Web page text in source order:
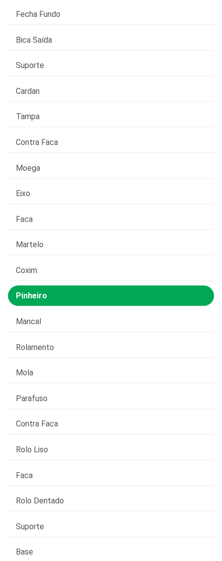
Fecha Fundo
Bica Saída
Suporte
Cardan
Tampa
Contra Faca
Moega
Eixo
Faca
Martelo
Coxim
Pinheiro
Mancal
Rolamento
Mola
Parafuso
Contra Faca
Rolo Liso
Faca
Rolo Dentado
Suporte
Base